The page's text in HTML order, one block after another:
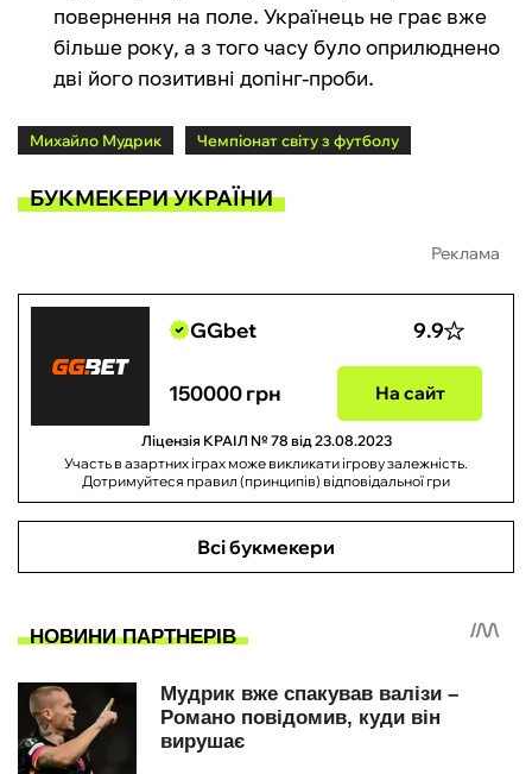
повернення на поле. Українець не грає вже
більше року, а з того часу було оприлюднено
дві його позитивні допінг-проби.
Михайло Мудрик Чемпіонат світу з футболу
БУКМЕКЕРИ УКРАЇНИ
Реклама
GGbet 9.9
150000 грн На сайт
Ліцензія КРАІЛ № 78 від 23.08.2023
Участь в азартних іграх може викликати ігрову залежність.
Дотримуйтеся правил (принципів) відповідальної гри
Всі букмекери